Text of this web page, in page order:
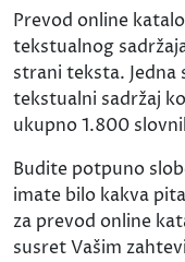
Prevod online
tekstualnog
strani teksta.
tekstualni sadržaj
ukupno 1.800
Budite potpuno
imate bilo kakva
za prevod online
susret Vašim